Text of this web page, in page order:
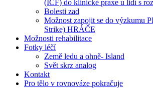
(ICF) do klinické praxe u lidí s
Bolesti zad
Možnost zapojit se do výzkumu
Strike) HRÁČE
Možnosti rehabilitace
Fotky léčí
Země ledu a ohně- Island
Svět skrz analog
Kontakt
Pro tělo v rovnováze pokračuje